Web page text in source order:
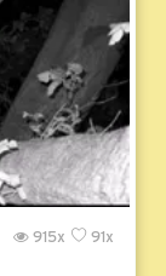
91x
915x